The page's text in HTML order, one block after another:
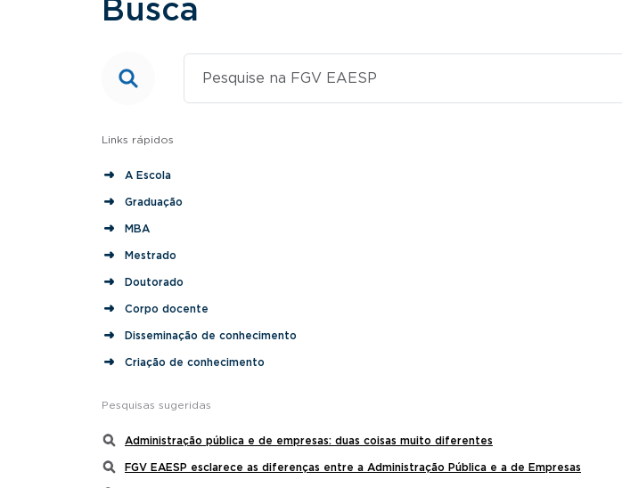
Busca
Links rápidos
A Escola
Graduação
MBA
Mestrado
Doutorado
Corpo docente
Disseminação de conhecimento
Criação de conhecimento
Pesquisas sugeridas
Administração pública e de empresas: duas coisas muito diferentes
FGV EAESP esclarece as diferenças entre a Administração Pública e a de Empresas